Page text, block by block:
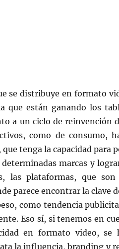
se distribuye en formato
que están ganando los
a un ciclo de reinvención
como de consumo,
tenga la capacidad para
marcas y
las plataformas, que
parece encontrar la clave
como tendencia
Eso sí, si tenemos en
en formato video,
la influencia, branding y